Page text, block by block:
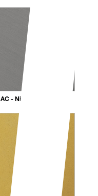
AC - Nickel Spazzolato